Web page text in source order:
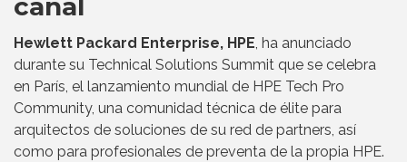
canal
Hewlett Packard Enterprise, HPE, ha anunciado
durante su Technical Solutions Summit que se celebra
en París, el lanzamiento mundial de HPE Tech Pro
Community, una comunidad técnica de élite para
arquitectos de soluciones de su red de partners, así
como para profesionales de preventa de la propia HPE.